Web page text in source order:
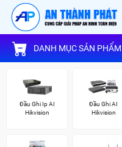
DANH MỤC SẢN PHẨM
Đầu Ghi Ip AI
Hikvision
Đầu Ghi AI
Hikvision